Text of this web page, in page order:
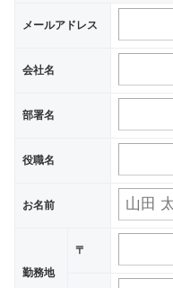
メールアドレス
会社名
部署名
役職名
お名前
勤務地
〒